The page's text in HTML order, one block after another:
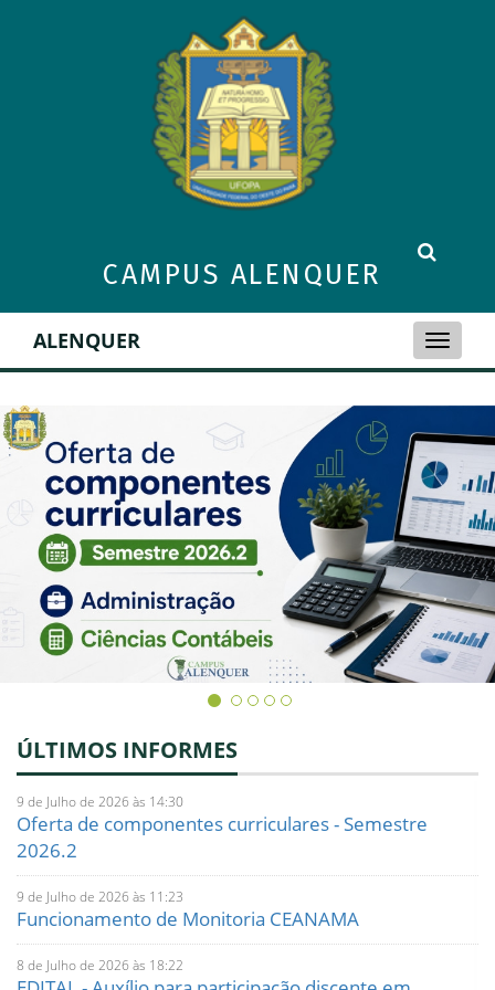
CAMPUS ALENQUER
Toggle
ALENQUER
ÚLTIMOS INFORMES
9 de Julho de 2026 às 14:30
Oferta de componentes curriculares - Semestre
2026.2
9 de Julho de 2026 às 11:23
Funcionamento de Monitoria CEANAMA
8 de Julho de 2026 às 18:22